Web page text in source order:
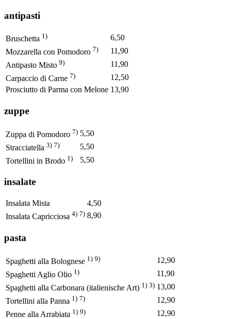
antipasti
Bruschetta 1)
6,50
Mozzarella con Pomodoro 7)
11,90
Antipasto Misto 9)
11,90
Carpaccio di Carne 7)
12,50
Prosciutto di Parma con Melone 13,90
zuppe
Zuppa di Pomodoro 7) 5,50
Stracciatella 3) 7)
5,50
Tortellini in Brodo 1) 5,50
insalate
Insalata Mista
4,50
Insalata Capricciosa 4) 7) 8,90
pasta
Spaghetti alla Bolognese 1) 9)
12,90
Spaghetti Aglio Olio 1)
11,90
Spaghetti alla Carbonara (italienische Art) 1) 3) 13,00
Tortellini alla Panna 1) 7)
12,90
Penne alla Arrabiata 1) 9)
12,90